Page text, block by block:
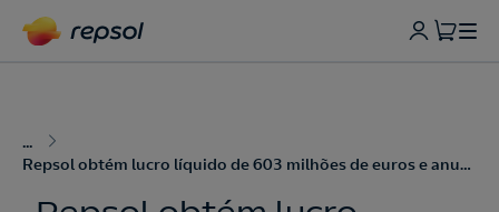
...
Repsol obtém lucro líquido de 603 milhões de euros e anuncia nova recompra de ações